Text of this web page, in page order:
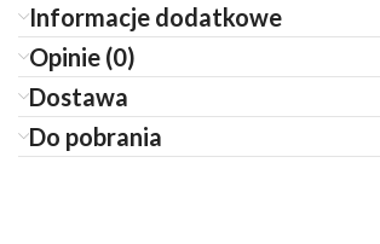
Informacje dodatkowe
Opinie (0)
Dostawa
Do pobrania